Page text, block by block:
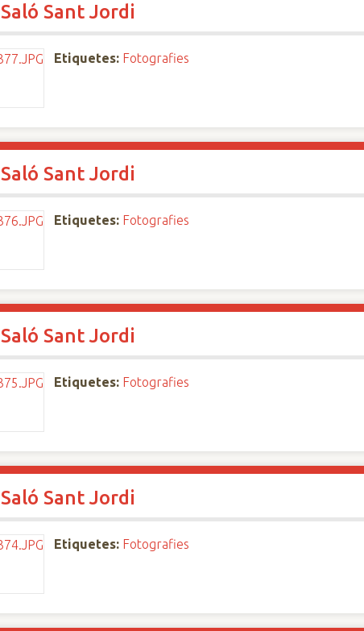
Sant Jordi
Etiquetes: Fotografies
Sant Jordi
Etiquetes: Fotografies
Sant Jordi
Etiquetes: Fotografies
Sant Jordi
Etiquetes: Fotografies